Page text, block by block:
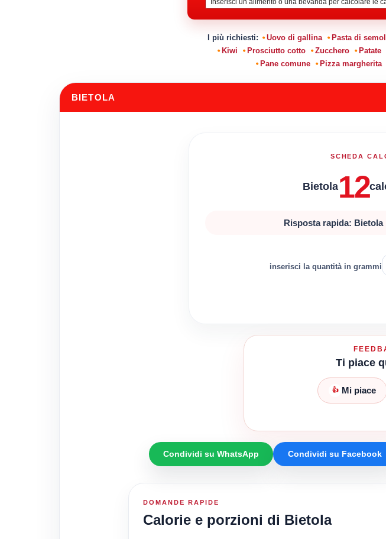
I più richiesti: Uovo di gallina Pasta di
Kiwi
Prosciutto cotto Zucchero Patate
Pane comune
Pizza margherita
BIETOLA
SCHEDA
Bietola12
Risposta rapida: Bietola
inserisci la quantità in grammi
Ti piace
👍 Mi piace
Condividi su WhatsApp Condividi su Facebook
DOMANDE RAPIDE
Calorie e porzioni di Bietola